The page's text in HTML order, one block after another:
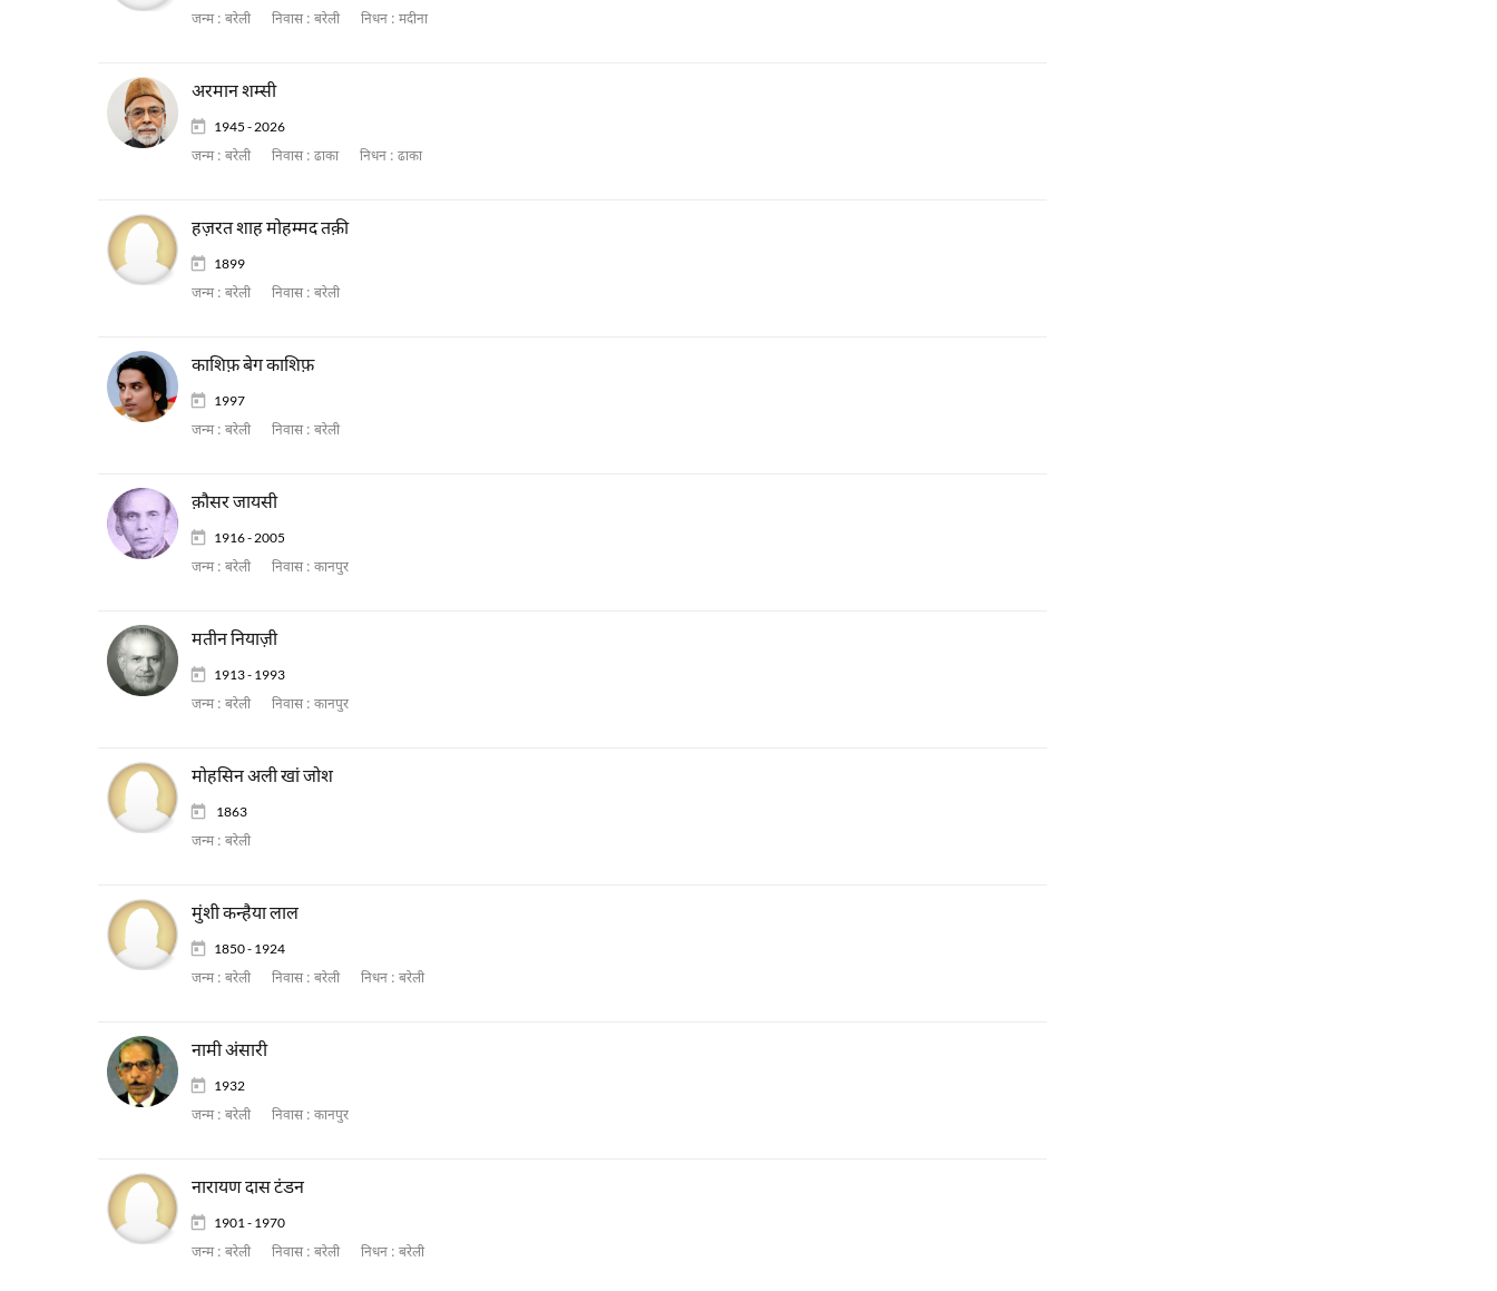
जन्म : बरेली निवास : बरेली निधन : मदीना
अरमान शम्सी
1945 - 2026
जन्म : बरेली निवास : ढाका निधन : ढाका
हज़रत शाह मोहम्मद तक़ी
1899
जन्म : बरेली निवास : बरेली
काशिफ़ बेग काशिफ़
1997
जन्म : बरेली निवास : बरेली
क़ौसर जायसी
1916 - 2005
जन्म : बरेली निवास : कानपुर
मतीन नियाज़ी
1913 - 1993
जन्म : बरेली निवास : कानपुर
मोहसिन अली खां जोश
1863
जन्म : बरेली
मुंशी कन्हैया लाल
1850 - 1924
जन्म : बरेली निवास : बरेली निधन : बरेली
नामी अंसारी
1932
जन्म : बरेली निवास : कानपुर
नारायण दास टंडन
1901 - 1970
जन्म : बरेली निवास : बरेली निधन : बरेली